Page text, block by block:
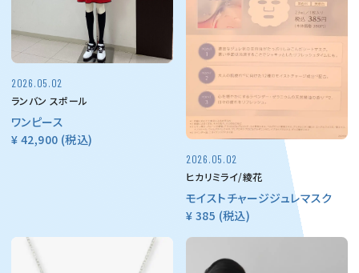
2026.05.02
ランバン スポール
ワンピース
¥ 42,900 (税込)
2026.05.02
ヒカリミライ/綾花
モイストチャージジュレマスク
¥ 385 (税込)